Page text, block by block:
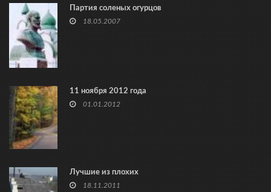
Партия соленых огурцов
18.05.2007
11 ноября 2012 года
01.01.2012
Лучшие из плохих
18.11.2011